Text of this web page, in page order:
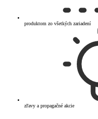
produktom zo všetkých zariadení
zľavy a propagačné akcie